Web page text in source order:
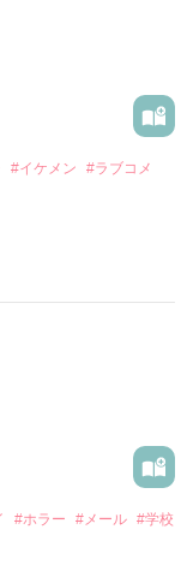
』
_)mありがとうご
#イケメン #ラブコメ
――
#ホラー #メール #学校